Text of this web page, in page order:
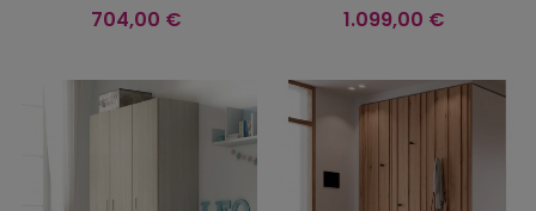
Precio
704,00 € Precio
1.099,00 €